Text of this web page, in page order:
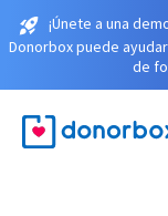
¡Únete a una
Donorbox puede
de